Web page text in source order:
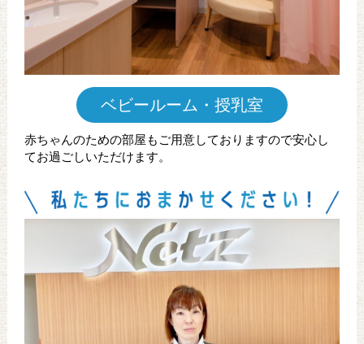
ベビールーム・授乳室
赤ちゃんのための部屋もご用意しておりますので安心し
てお過ごしいただけます。